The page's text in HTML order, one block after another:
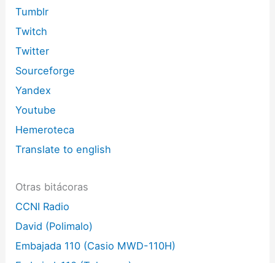
Tumblr
Twitch
Twitter
Sourceforge
Yandex
Youtube
Hemeroteca
Translate to english
Otras bitácoras
CCNI Radio
David (Polimalo)
Embajada 110 (Casio MWD-110H)